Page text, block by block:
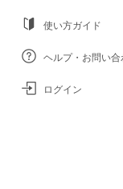
使い方ガイド
ヘルプ・お問い合
ログイン